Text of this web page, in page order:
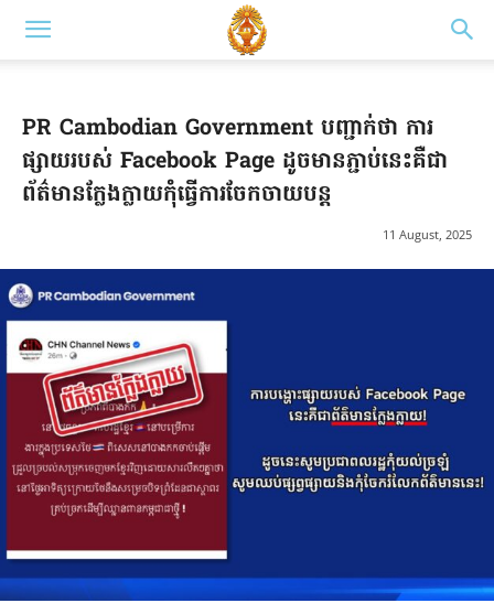
PR Cambodian Government បញ្ជាក់ថា ការ
ផ្សាយរបស់ Facebook Page ដូចមានភ្ជាប់នេះគឺជា
ព័ត៌មានក្លែងក្លាយកុំធ្វើការចែកចាយបន្ត
11 August, 2025